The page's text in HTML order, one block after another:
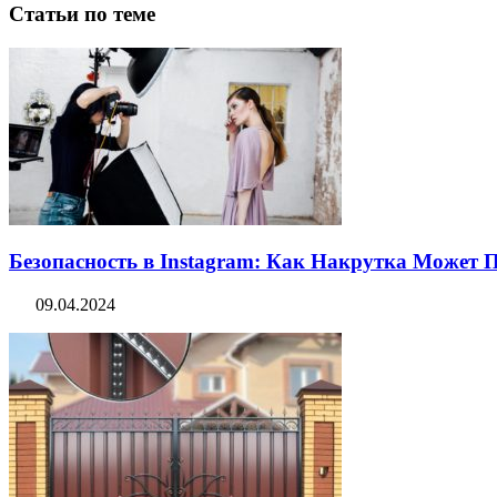
Статьи по теме
Безопасность в Instagram: Как Накрутка
09.04.2024